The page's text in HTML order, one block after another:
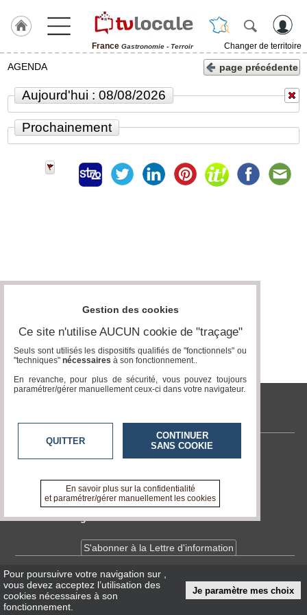
France Gastronomie - Terroir
Changer de territoire
J'adhère
TvLocale
France
Prémium
Inscription
annuaire
Accès
AGENDA page précédente
Aujourd'hui : 08/08/2026
Prochainement
tvlocale.fr
Contactez-nous
A propos de tvlocale.fr
Devenir délégué
S'abonner à la Lettre d'information
InfosCNIL/RGPD
Conditions Générales d'Utilisation
Pour poursuivre votre navigation sur
vous devez acceptez l’utilisation des
cookies nécessaires à son
fonctionnement.
Je paramètre mes choix
Gestion des cookies
Ce site n'utilise AUCUN cookie de "traçage"
Seuls sont utilisés les dispositifs qualifiés de "fonctionnels" ou
"techniques" nécessaires à son fonctionnement..
En revanche, pour plus de sécurité, vous pouvez toujours
paramétrer/gérer manuellement ceux-ci dans votre navigateur.
QUITTER
CONTINUER
SANS COOKIE
En savoir plus sur la confidentialité
et paramétrer/gérer manuellement les cookies